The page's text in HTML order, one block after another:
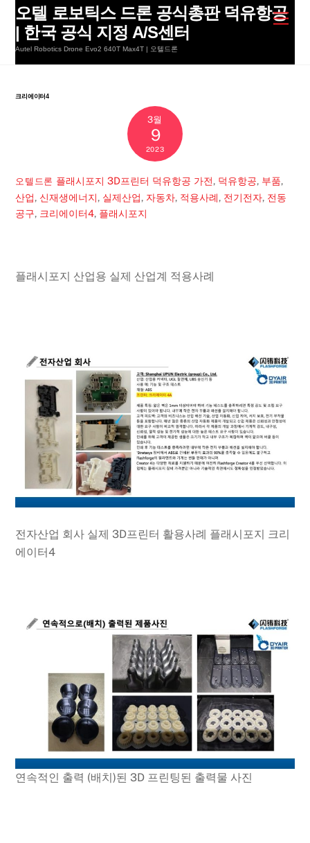
Skip
content
오텔 로보틱스 드론 공식총판 덕유항공
| 한국 공식 지정 A/S센터
Autel Robotics Drone Evo2 640T Max4T | 오텔드론
크리에이터4
3월
9
2023
오텔드론 플래시포지 3D프린터 덕유항공 가전, 덕유항공, 부품,
산업, 신재생에너지, 실제산업, 자동차, 적용사례, 전기전자, 전동
공구, 크리에이터4, 플래시포지
플래시포지 산업용 실제 산업계 적용사례
전자산업 회사 실제 3D프린터 활용사례 플래시포지 크리
에이터4
연속적인 출력 (배치)된 3D 프린팅된 출력물 사진